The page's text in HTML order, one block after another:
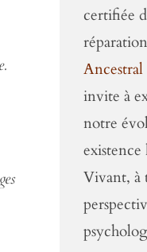
certifiée
invite à
notre
Vivant, à